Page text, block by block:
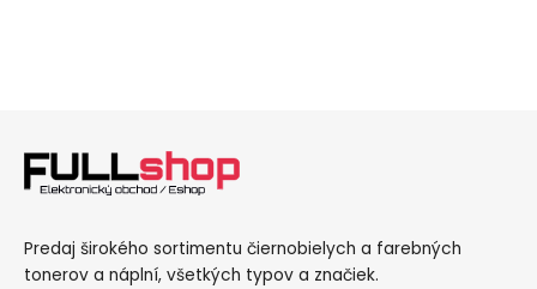
Predaj širokého sortimentu čiernobielych a farebných
tonerov a náplní, všetkých typov a značiek.